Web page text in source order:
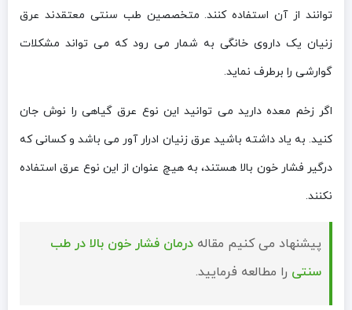
توانند از آن استفاده کنند. متخصصین طب سنتی معتقدند عرق
زنیان یک داروی خانگی به شمار می رود که می تواند مشکلات
گوارشی را برطرف نماید.
اگر زخم معده دارید می توانید این نوع عرق گیاهی را نوش جان
کنید. به یاد داشته باشید عرق زنیان ادرار آور می باشد و کسانی که
درگیر فشار خون بالا هستند، به هیچ عنوان از این نوع عرق استفاده
نکنند.
پیشنهاد می کنیم مقاله درمان فشار خون بالا در طب
سنتی را مطالعه فرمایید.